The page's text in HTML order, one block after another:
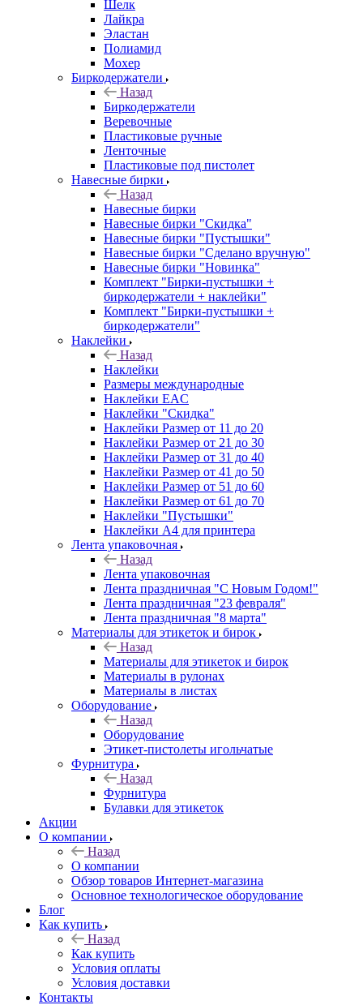
Шелк
Лайкра
Эластан
Полиамид
Мохер
Биркодержатели
Назад
Биркодержатели
Веревочные
Пластиковые ручные
Ленточные
Пластиковые под пистолет
Навесные бирки
Назад
Навесные бирки
Навесные бирки "Скидка"
Навесные бирки "Пустышки"
Навесные бирки "Сделано вручную"
Навесные бирки "Новинка"
Комплект "Бирки-пустышки +
биркодержатели + наклейки"
Комплект "Бирки-пустышки +
биркодержатели"
Наклейки
Назад
Наклейки
Размеры международные
Наклейки EAC
Наклейки "Скидка"
Наклейки Размер от 11 до 20
Наклейки Размер от 21 до 30
Наклейки Размер от 31 до 40
Наклейки Размер от 41 до 50
Наклейки Размер от 51 до 60
Наклейки Размер от 61 до 70
Наклейки "Пустышки"
Наклейки А4 для принтера
Лента упаковочная
Назад
Лента упаковочная
Лента праздничная "С Новым Годом!"
Лента праздничная "23 февраля"
Лента праздничная "8 марта"
Материалы для этикеток и бирок
Назад
Материалы для этикеток и бирок
Материалы в рулонах
Материалы в листах
Оборудование
Назад
Оборудование
Этикет-пистолеты игольчатые
Фурнитура
Назад
Фурнитура
Булавки для этикеток
Акции
О компании
Назад
О компании
Обзор товаров Интернет-магазина
Основное технологическое оборудование
Блог
Как купить
Назад
Как купить
Условия оплаты
Условия доставки
Контакты